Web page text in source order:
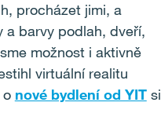
procházet jimi, a
a barvy podlah, dveří,
možnost i aktivně
virtuální realitu
o nové bydlení od YITsi